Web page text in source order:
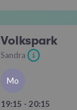
Volkspark
Sandra i
Mo
19:15 - 20:15